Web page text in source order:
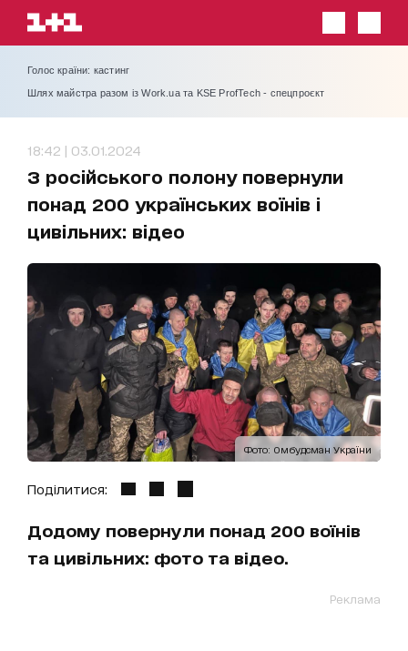
Голос країни: кастинг
Шлях майстра разом із Work.ua та KSE ProfTech - спецпроєкт
18:42 | 03.01.2024
З російського полону повернули
понад 200 українських воїнів і
цивільних: відео
Фото: Омбудсман України
Поділитися:
Додому повернули понад 200 воїнів
та цивільних: фото та відео.
Реклама